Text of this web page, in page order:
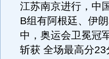
江苏南京进行，中
B组有阿根廷、伊
中，奥运会卫冕冠
斩获 全场最高分23